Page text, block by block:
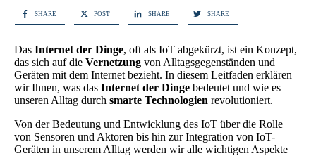
SHARE POST SHARE SHARE
Das Internet der Dinge, oft als IoT abgekürzt, ist ein Konzept,
das sich auf die Vernetzung von Alltagsgegenständen und
Geräten mit dem Internet bezieht. In diesem Leitfaden erklären
wir Ihnen, was das Internet der Dinge bedeutet und wie es
unseren Alltag durch smarte Technologien revolutioniert.
Von der Bedeutung und Entwicklung des IoT über die Rolle
von Sensoren und Aktoren bis hin zur Integration von IoT-
Geräten in unserem Alltag werden wir alle wichtigen Aspekte